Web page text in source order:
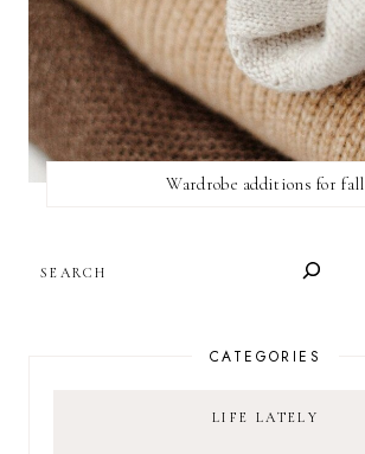
Wardrobe additions for fall
CATEGORIES
LIFE LATELY